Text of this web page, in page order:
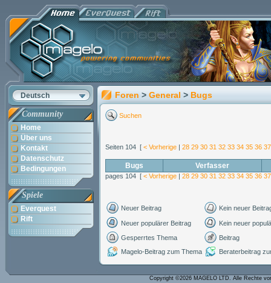
Deutsch
Community
Home
Über uns
Kontakt
Datenschutz
Bedingungen
Spiele
Everquest
Rift
Foren > General > Bugs
Suchen
Seiten 104 [ < Vorherige | 28 29 30 31 32 33 34 35 36 37
Bugs Verfasser
pages 104 [ < Vorherige | 28 29 30 31 32 33 34 35 36 37
Neuer Beitrag Kein neuer
Neuer populärer Beitrag
Kein neuer
Gesperrtes Thema
Beitrag
Magelo-Beitrag zum Thema
Beraterbeitrag
Copyright ©2026 MAGELO LTD. Alle Rechte